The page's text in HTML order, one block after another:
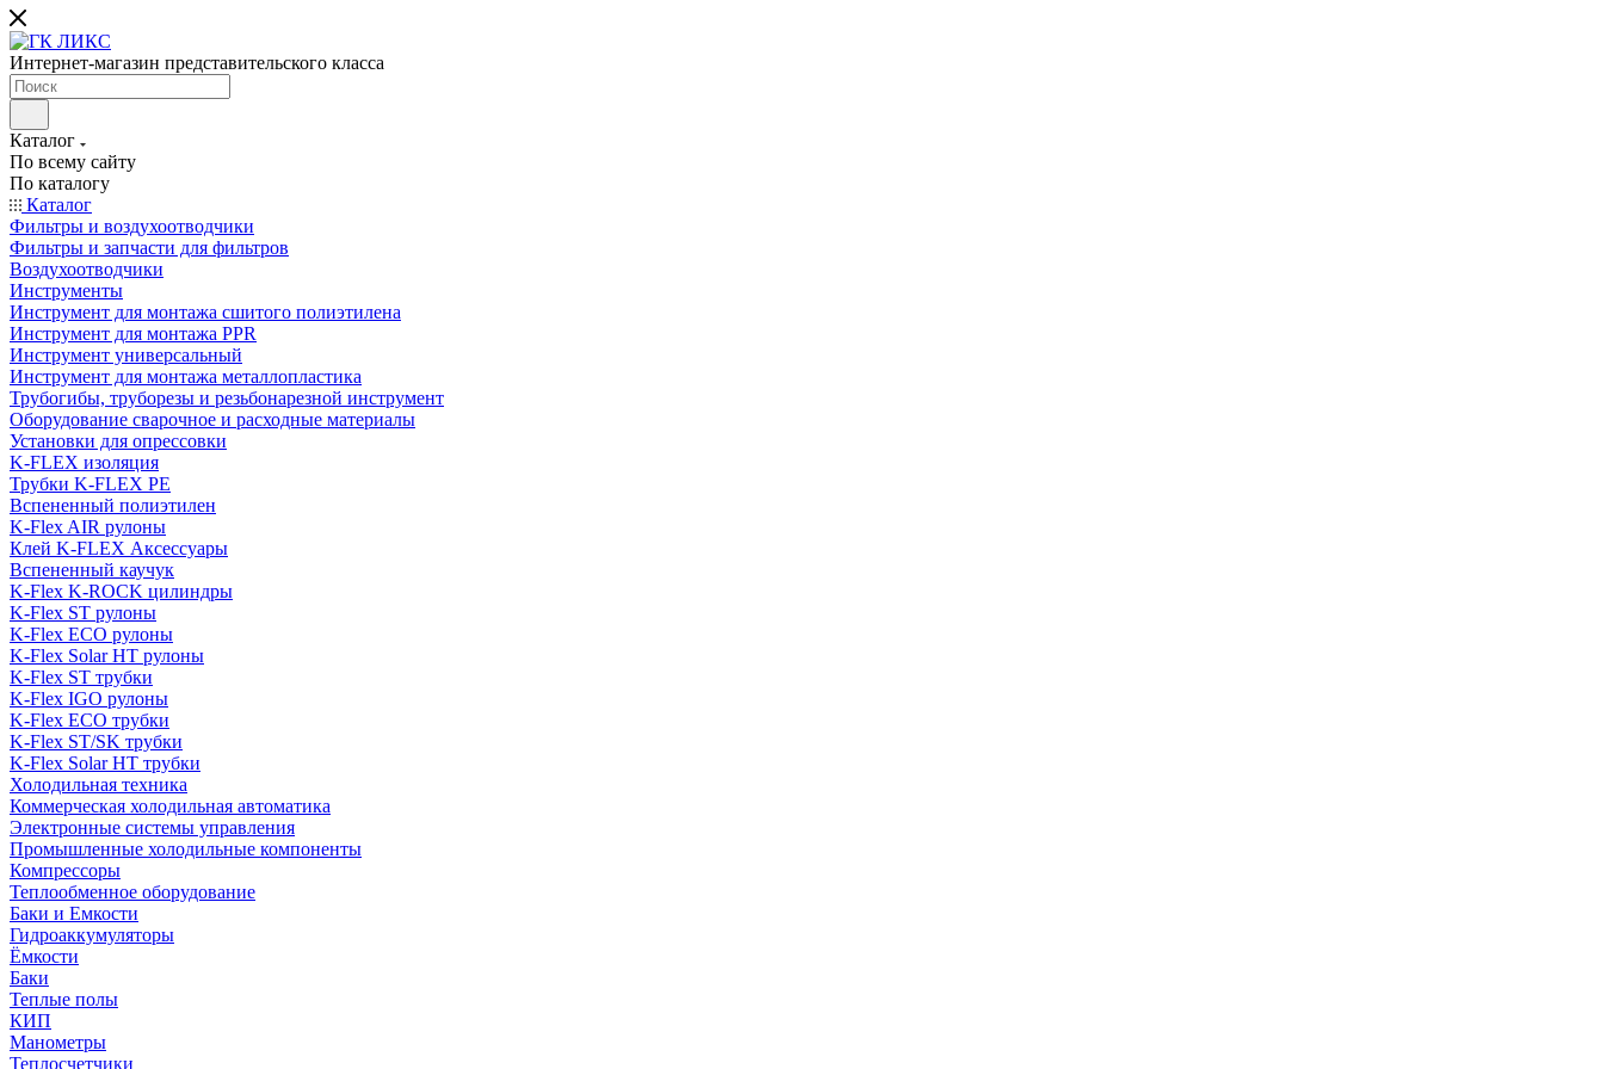
Интернет-магазин представительского класса
Каталог
По всему сайту
По каталогу
Каталог
Фильтры и воздухоотводчики
Фильтры и запчасти для фильтров
Воздухоотводчики
Инструменты
Инструмент для монтажа сшитого полиэтилена
Инструмент для монтажа PPR
Инструмент универсальный
Инструмент для монтажа металлопластика
Трубогибы, труборезы и резьбонарезной инструмент
Оборудование сварочное и расходные материалы
Установки для опрессовки
K-FLEX изоляция
Трубки K-FLEX PE
Вспененный полиэтилен
K-Flex AIR рулоны
Клей K-FLEX Аксессуары
Вспененный каучук
K-Flex K-ROCK цилиндры
K-Flex ST рулоны
K-Flex ECO рулоны
K-Flex Solar HT рулоны
K-Flex ST трубки
K-Flex IGO рулоны
K-Flex ECO трубки
K-Flex ST/SK трубки
K-Flex Solar HT трубки
Холодильная техника
Коммерческая холодильная автоматика
Электронные системы управления
Промышленные холодильные компоненты
Компрессоры
Теплообменное оборудование
Баки и Емкости
Гидроаккумуляторы
Ёмкости
Баки
Теплые полы
КИП
Манометры
Теплосчетчики